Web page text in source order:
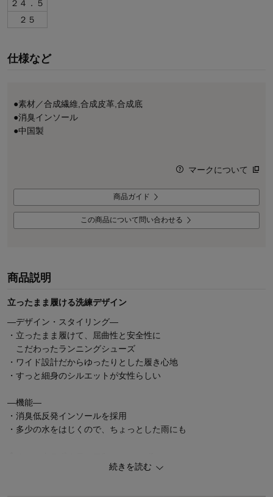
２４．５
２５
仕様など
●素材／合成繊維,合成皮革,合成底
●消臭インソール
●中国製
マークについて
商品ガイド
この商品について問い合わせる
商品説明
立ったまま履ける洗練デザイン
―デザイン・スタイリング―
・立ったまま履けて、屈曲性と安全性に
こだわったランニングシューズ
・ワイド設計だからゆったりとした履き心地
・すっと細身のシルエットが女性らしい
―機能―
・消臭低反発インソールを採用
・多少の水をはじくので、ちょっとした雨にも
1882年、フランスのロミリー・シュルセーヌで誕生。
続きを読む